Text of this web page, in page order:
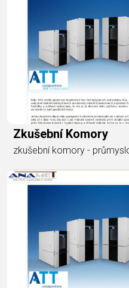
Zkušební Komory
zkušební komory -